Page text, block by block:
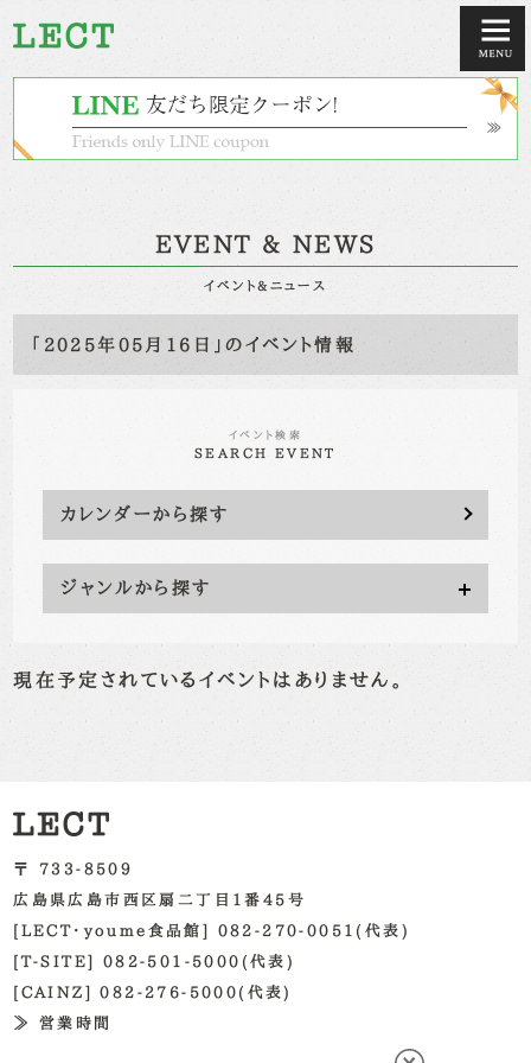
EVENT & NEWS
イベント&ニュース
「2025年05月16日」のイベント情報
イベント検索
SEARCH EVENT
カレンダーから探す
ジャンルから探す
現在予定されているイベントはありません。
〒 733-8509
広島県広島市西区扇二丁目1番45号
[LECT・youme食品館] 082-270-0051(代表)
[T-SITE] 082-501-5000(代表)
[CAINZ] 082-276-5000(代表)
≫ 営業時間